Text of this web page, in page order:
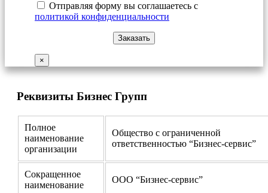
Отправляя форму вы соглашаетесь с
политикой конфиденциальности
×
Реквизиты Бизнес Групп
Полное
наименование
организации
Общество с ограниченной
ответственностью “Бизнес-сервис”
Сокращенное
наименование
ООО “Бизнес-сервис”